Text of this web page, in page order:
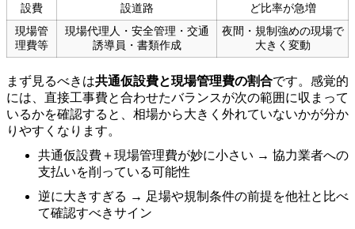
設費 設道路
ど比率が急増
現場管
理費等
現場代理人・安全管理・交通
誘導員・書類作成
夜間・規制強めの現場で
大きく変動
まず見るべきは共通仮設費と現場管理費の割合です。感覚的
には、直接工事費と合わせたバランスが次の範囲に収まって
いるかを確認すると、相場から大きく外れていないかが分か
りやすくなります。
共通仮設費＋現場管理費が妙に小さい → 協力業者への
支払いを削っている可能性
逆に大きすぎる → 足場や規制条件の前提を他社と比べ
て確認すべきサイン